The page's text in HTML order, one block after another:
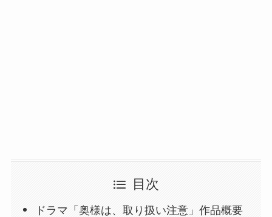
目次
ドラマ「奥様は、取り扱い注意」作品概要